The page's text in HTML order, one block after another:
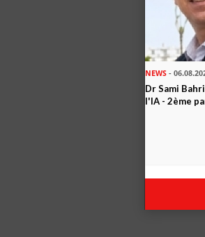
NEWS -
Dr Sami
l'IA - 2ème